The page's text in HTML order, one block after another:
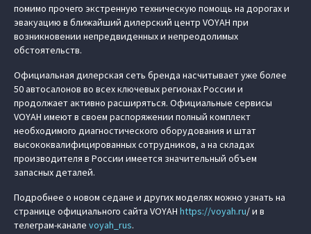
помимо прочего экстренную техническую помощь на дорогах и
эвакуацию в ближайший дилерский центр VOYAH при
возникновении непредвиденных и непреодолимых
обстоятельств.
Официальная дилерская сеть бренда насчитывает уже более
50 автосалонов во всех ключевых регионах России и
продолжает активно расширяться. Официальные сервисы
VOYAH имеют в своем распоряжении полный комплект
необходимого диагностического оборудования и штат
высококвалифицированных сотрудников, а на складах
производителя в России имеется значительный объем
запасных деталей.
Подробнее о новом седане и других моделях можно узнать на
странице официального сайта VOYAH https://voyah.ru/ и в
телеграм-канале voyah_rus.